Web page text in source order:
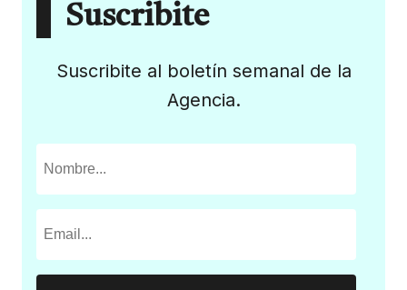
Suscribite
Suscribite al boletín semanal de la
Agencia.